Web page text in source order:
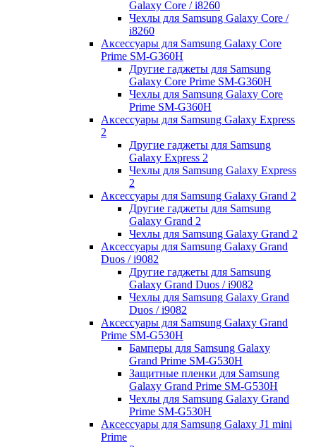
Galaxy Core / i8260
Чехлы для Samsung Galaxy Core /
i8260
Аксессуары для Samsung Galaxy Core
Prime SM-G360H
Другие гаджеты для Samsung
Galaxy Core Prime SM-G360H
Чехлы для Samsung Galaxy Core
Prime SM-G360H
Аксессуары для Samsung Galaxy Express
2
Другие гаджеты для Samsung
Galaxy Express 2
Чехлы для Samsung Galaxy Express
2
Аксессуары для Samsung Galaxy Grand 2
Другие гаджеты для Samsung
Galaxy Grand 2
Чехлы для Samsung Galaxy Grand 2
Аксессуары для Samsung Galaxy Grand
Duos / i9082
Другие гаджеты для Samsung
Galaxy Grand Duos / i9082
Чехлы для Samsung Galaxy Grand
Duos / i9082
Аксессуары для Samsung Galaxy Grand
Prime SM-G530H
Бамперы для Samsung Galaxy
Grand Prime SM-G530H
Защитные пленки для Samsung
Galaxy Grand Prime SM-G530H
Чехлы для Samsung Galaxy Grand
Prime SM-G530H
Аксессуары для Samsung Galaxy J1 mini
Prime